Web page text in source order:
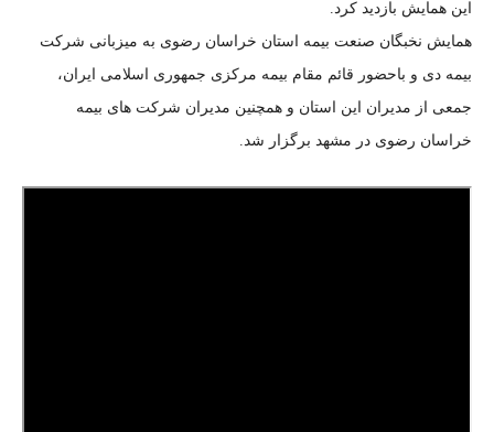
این همایش بازدید کرد.
همایش نخبگان صنعت بیمه استان خراسان رضوی به میزبانی شرکت
بیمه دی و باحضور قائم مقام بیمه مرکزی جمهوری اسلامی ایران،
جمعی از مدیران این استان و همچنین مدیران شرکت های بیمه
خراسان رضوی در مشهد برگزار شد.